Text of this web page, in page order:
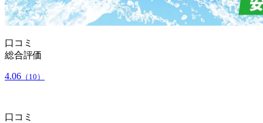
口コミ
総合評価
4.06 （10）
口コミ